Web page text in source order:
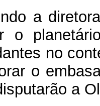
a
o
no
o
a